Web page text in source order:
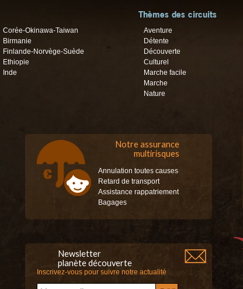
Corée-Okinawa-Taiwan
Birmanie
Finlande-Norvège-Suède
Ethiopie
Inde
Thèmes des circuits
Aventure
Détente
Découverte
Culturel
Marche facile
Marche
Nature
Notre assurance
multirisques
Annulation toutes causes
Retard de transport
Assistance rappatriement
Bagages
Newsletter
planète découverte
Inscrivez-vous pour suivre notre actualité